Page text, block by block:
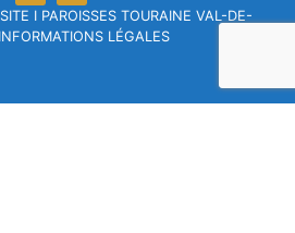
I PAROISSES TOURAINE VAL-DE-
INFORMATIONS LÉGALES